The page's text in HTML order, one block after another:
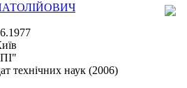
технічних наук (2006)